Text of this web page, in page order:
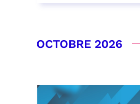
OCTOBRE 2026